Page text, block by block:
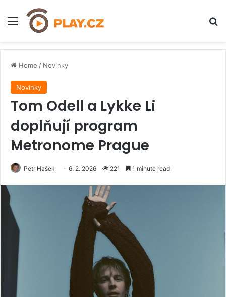
Menu
Home / Novinky
Novinky
Tom Odell a Lykke Li
doplňují program
Metronome Prague
Petr Hašek 6. 2. 2026 221 1 minute read